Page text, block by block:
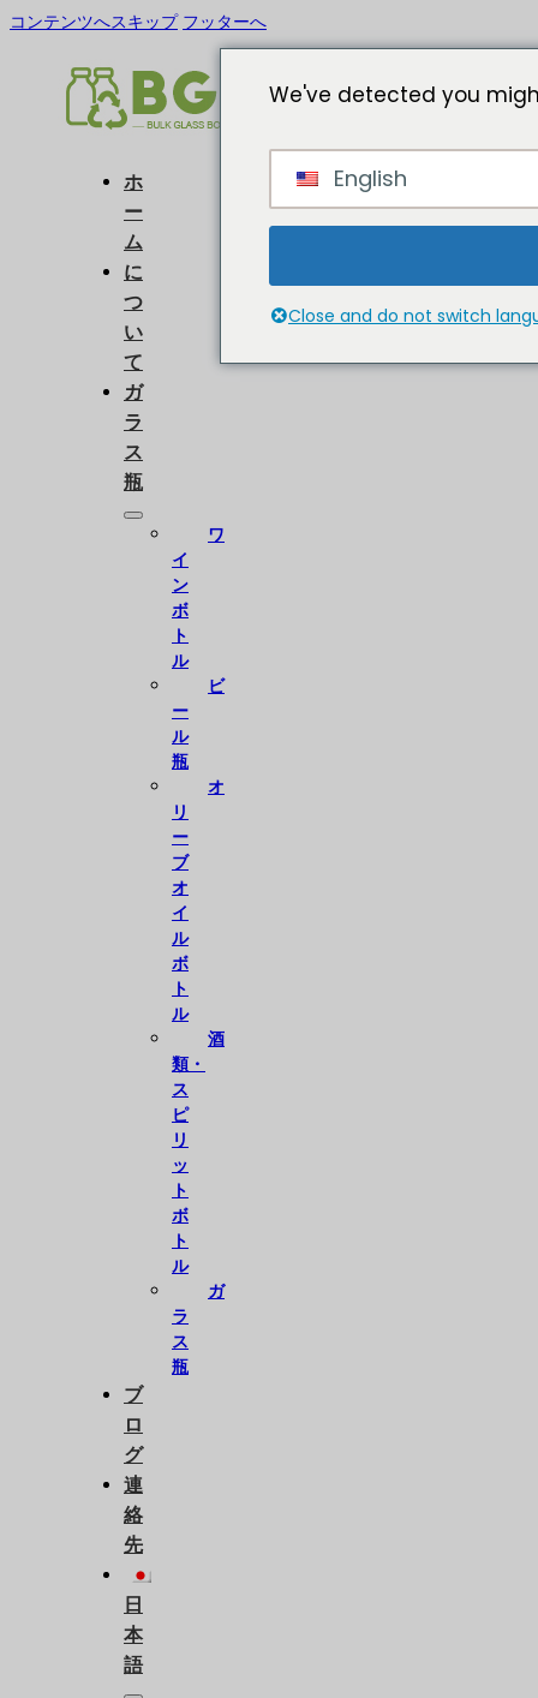
コンテンツへスキップ フッターへ
ホ
ー
ム
に
つ
い
て
ガ
ラ
ス
瓶
ワ
イ
ン
ボ
ト
ル
ビ
ー
ル
瓶
オ
リ
ー
ブ
オ
イ
ル
ボ
ト
ル
酒
類・
ス
ピ
リ
ッ
ト
ボ
ト
ル
ガ
ラ
ス
瓶
ブ
ロ
グ
連
絡
先
日
本
語
We've detected you
English
Close and do not switch